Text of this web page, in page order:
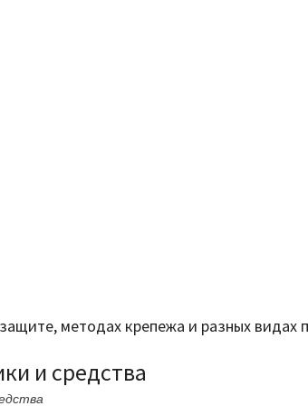
методах крепежа и разных видах
и средства